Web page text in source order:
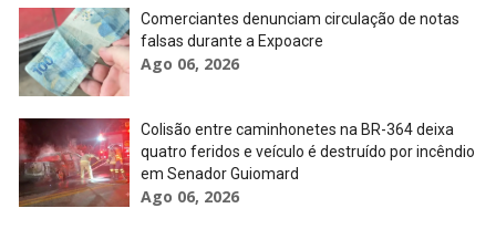
Comerciantes denunciam circulação de notas
falsas durante a Expoacre
Ago 06, 2026
Colisão entre caminhonetes na BR-364 deixa
quatro feridos e veículo é destruído por incêndio
em Senador Guiomard
Ago 06, 2026